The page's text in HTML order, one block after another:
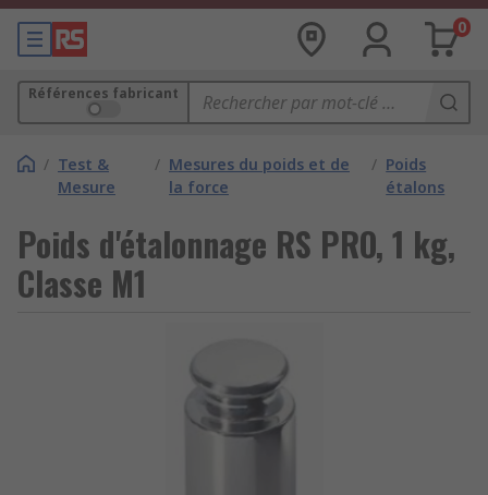
0
Références fabricant
/ Test &
Mesure
/ Mesures du poids et de
la force
/ Poids
étalons
Poids d'étalonnage RS PRO, 1 kg,
Classe M1